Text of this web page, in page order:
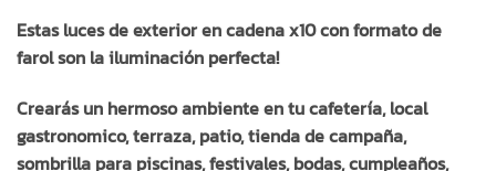
Estas luces de exterior en cadena x10 con formato de
farol son la iluminación perfecta!
Crearás un hermoso ambiente en tu cafetería, local
gastronomico, terraza, patio, tienda de campaña,
sombrilla para piscinas, festivales, bodas, cumpleaños,